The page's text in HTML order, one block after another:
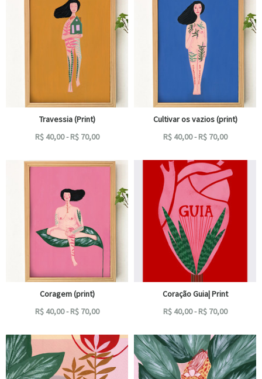
Travessia (Print)
R$ 40,00- R$ 70,00
Cultivar os vazios (print)
R$ 40,00- R$ 70,00
Coragem (print)
R$ 40,00- R$ 70,00
Coração Guia| Print
R$ 40,00- R$ 70,00